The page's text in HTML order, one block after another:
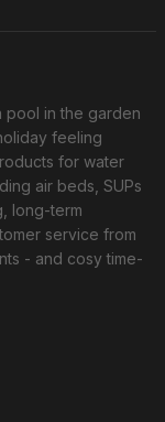
pool in the garden
feeling
for water
air beds, SUPs
long-term
service from
- and cosy time-